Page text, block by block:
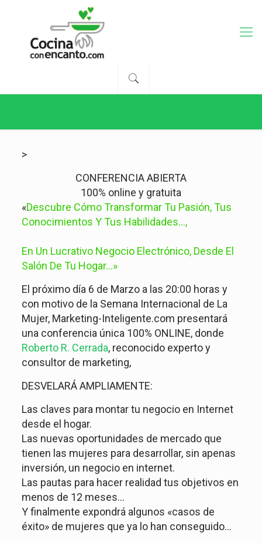
>
CONFERENCIA ABIERTA
100% online y gratuita
«Descubre Cómo Transformar Tu Pasión, Tus
Conocimientos Y Tus Habilidades…,
En Un Lucrativo Negocio Electrónico, Desde El
Salón De Tu Hogar…»
El próximo día 6 de Marzo a las 20:00 horas y
con motivo de la Semana Internacional de La
Mujer, Marketing-Inteligente.com presentará
una conferencia única 100% ONLINE, donde
Roberto R. Cerrada, reconocido experto y
consultor de marketing,
DESVELARÁ AMPLIAMENTE:
Las claves para montar tu negocio en Internet
desde el hogar.
Las nuevas oportunidades de mercado que
tienen las mujeres para desarrollar, sin apenas
inversión, un negocio en internet.
Las pautas para hacer realidad tus objetivos en
menos de 12 meses…
Y finalmente expondrá algunos «casos de
éxito» de mujeres que ya lo han conseguido…